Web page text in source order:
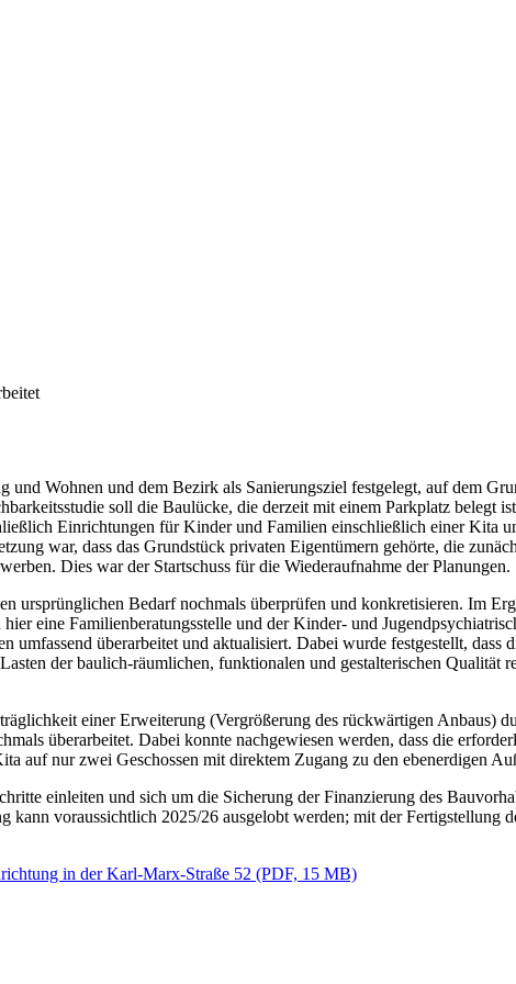
Wohnen und dem Bezirk als Sanierungsziel festgelegt, auf dem
soll die Baulücke, die derzeit mit einem Parkplatz belegt
Einrichtungen für Kinder und Familien einschließlich einer Kita
war, dass das Grundstück privaten Eigentümern gehörte, die
Dies war der Startschuss für die Wiederaufnahme der Planungen.
ursprünglichen Bedarf nochmals überprüfen und konkretisieren. Im
eine Familienberatungsstelle und der Kinder- und
umfassend überarbeitet und aktualisiert. Dabei wurde festgestellt,
der baulich-räumlichen, funktionalen und gestalterischen Qualität
einer Erweiterung (Vergrößerung des rückwärtigen Anbaus)
überarbeitet. Dabei konnte nachgewiesen werden, dass die
auf nur zwei Geschossen mit direktem Zugang zu den ebenerdigen
einleiten und sich um die Sicherung der Finanzierung des
voraussichtlich 2025/26 ausgelobt werden; mit der Fertigstellung
in der Karl-Marx-Straße 52 (PDF, 15 MB)